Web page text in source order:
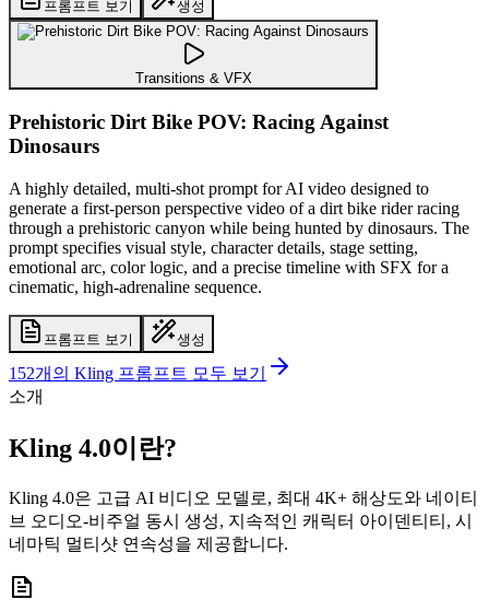
프롬프트 보기 생성
Transitions & VFX
Prehistoric Dirt Bike POV: Racing Against
Dinosaurs
A highly detailed, multi-shot prompt for AI video designed to
generate a first-person perspective video of a dirt bike rider racing
through a prehistoric canyon while being hunted by dinosaurs. The
prompt specifies visual style, character details, stage setting,
emotional arc, color logic, and a precise timeline with SFX for a
cinematic, high-adrenaline sequence.
프롬프트 보기 생성
152개의 Kling 프롬프트 모두 보기
소개
Kling 4.0이란?
Kling 4.0은 고급 AI 비디오 모델로, 최대 4K+ 해상도와 네이티
브 오디오-비주얼 동시 생성, 지속적인 캐릭터 아이덴티티, 시
네마틱 멀티샷 연속성을 제공합니다.